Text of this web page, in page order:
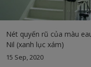
Nét quyến rũ của màu
Nil (xanh lục xám)
15 Sep, 2020